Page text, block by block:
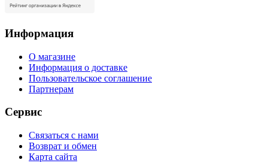
Информация
О магазине
Информация о доставке
Пользовательское соглашение
Партнерам
Сервис
Связаться с нами
Возврат и обмен
Карта сайта